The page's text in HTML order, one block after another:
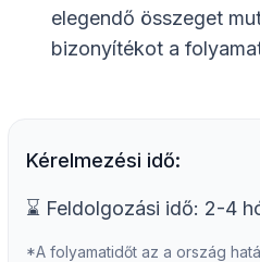
elegendő összeget
bizonyítékot a
Kérelmezési idő:
⌛ Feldolgozási idő: 2-4
*A folyamatidőt az a ország